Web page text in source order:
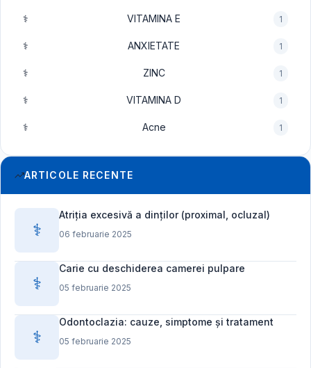
⚕️ VITAMINA E 1
⚕️ ANXIETATE 1
⚕️ ZINC 1
⚕️ VITAMINA D 1
⚕️ Acne 1
ARTICOLE RECENTE
⚕️
Atriția excesivă a dinților (proximal, ocluzal)
06 februarie 2025
⚕️
Carie cu deschiderea camerei pulpare
05 februarie 2025
⚕️
Odontoclazia: cauze, simptome și tratament
05 februarie 2025